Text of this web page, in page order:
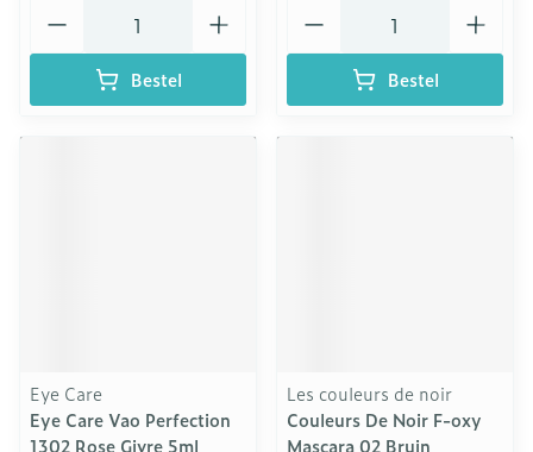
Bestel Bestel
Eye Care
Eye Care Vao Perfection
1302 Rose Givre 5ml
Les couleurs de noir
Couleurs De Noir F-oxy
Mascara 02 Bruin